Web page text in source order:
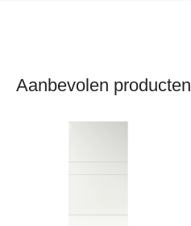
Aanbevolen producten